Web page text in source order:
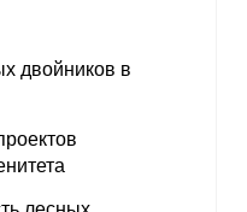
двойников в